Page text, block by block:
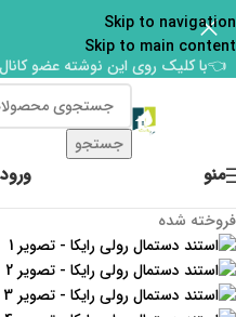
Skip to navigation
Skip to main content
👈با کلیک روی این نوشته عضو
جستجو
منو
فروخته شده